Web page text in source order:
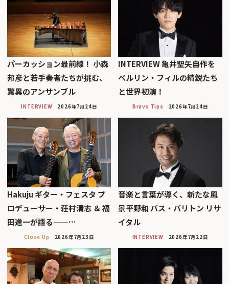
パーカッション最前線！ 小森
邦彦と若手奏者たちが挑む、
驚異のアンサンブル
INTERVIEW 2026年7月24日
INTERVIEW 亀井聖矢――自作を
ベルリン・フィルの精鋭たち
と世界初演！
Bravo Tips 2026年7月24日
Hakuju ギター・フェスタ プ
ロデューサー・荘村清志 ＆ 福
田進一が語る——…
Close Up 2026年7月23日
音楽と言葉が導く、新たな風
景平野和 バス・バリトン リサ
イタル
INTERVIEW 2026年7月22日